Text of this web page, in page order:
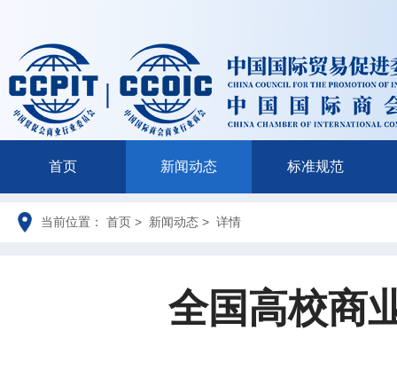
首页 新闻动态 标准规范
当前位置： 首页 > 新闻动态 > 详情
全国高校商